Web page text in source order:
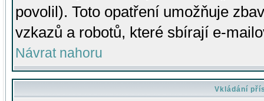
povolil). Toto opatření umožňuje
vzkazů a robotů, které sbírají e-
Návrat nahoru
Vkládání